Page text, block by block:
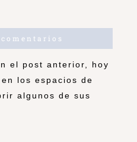
comentarios
el post anterior, hoy
los espacios de
algunos de sus